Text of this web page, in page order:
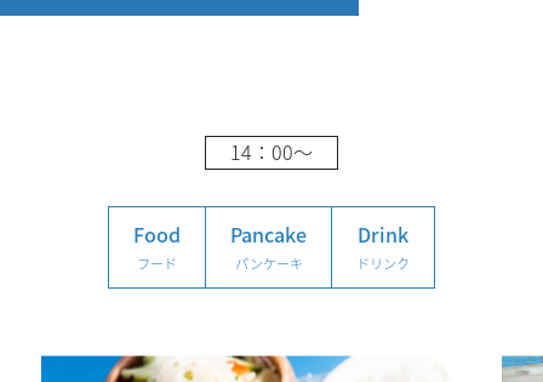
14：00～
Food
フード
Pancake
パンケーキ
Drink
ドリンク